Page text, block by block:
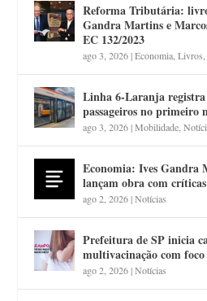
Reforma Tributária:
Gandra Martins e
EC 132/2023
ago 3, 2026|Economia ,Livros
Linha 6-Laranja
passageiros no primeiro
ago 3, 2026|Mobilidade ,
Economia: Ives Gandra
lançam obra com
ago 2, 2026|Notícias
Prefeitura de SP inicia
multivacinação com
ago 2, 2026|Notícias